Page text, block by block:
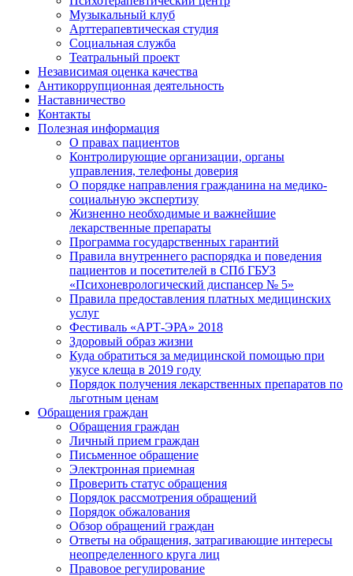
Музыкальный клуб
Арттерапевтическая студия
Социальная служба
Театральный проект
Независимая оценка качества
Антикоррупционная деятельность
Наставничество
Контакты
Полезная информация
О правах пациентов
Контролирующие организации, органы
управления, телефоны доверия
О порядке направления гражданина на медико-
социальную экспертизу
Жизненно необходимые и важнейшие
лекарственные препараты
Программа государственных гарантий
Правила внутреннего распорядка и поведения
пациентов и посетителей в СПб ГБУЗ
«Психоневрологический диспансер № 5»
Правила предоставления платных медицинских
услуг
Фестиваль «АРТ-ЭРА» 2018
Здоровый образ жизни
Куда обратиться за медицинской помощью при
укусе клеща в 2019 году
Порядок получения лекарственных препаратов по
льготным ценам
Обращения граждан
Обращения граждан
Личный прием граждан
Письменное обращение
Электронная приемная
Проверить статус обращения
Порядок рассмотрения обращений
Порядок обжалования
Обзор обращений граждан
Ответы на обращения, затрагивающие интересы
неопределенного круга лиц
Правовое регулирование